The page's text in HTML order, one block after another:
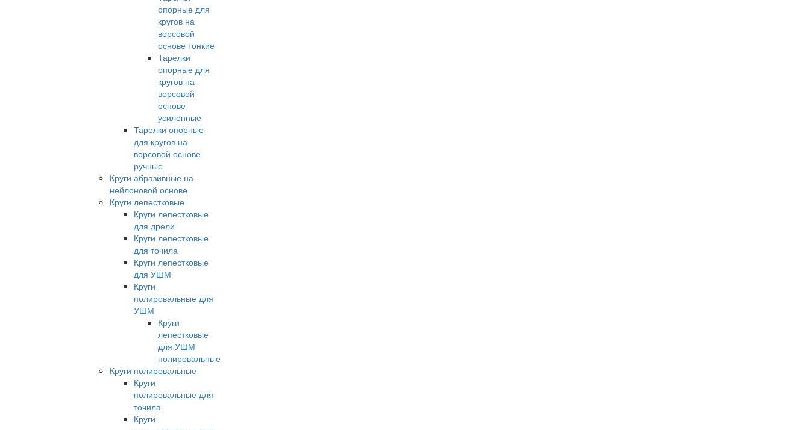
опорные для
кругов на
ворсовой
основе тонкие
Тарелки
опорные для
кругов на
ворсовой
основе
усиленные
Тарелки опорные
для кругов на
ворсовой основе
ручные
Круги абразивные на
нейлоновой основе
Круги лепестковые
Круги лепестковые
для дрели
Круги лепестковые
для точила
Круги лепестковые
для УШМ
Круги
полировальные для
УШМ
Круги
лепестковые
для УШМ
полировальные
Круги полировальные
Круги
полировальные для
точила
Круги